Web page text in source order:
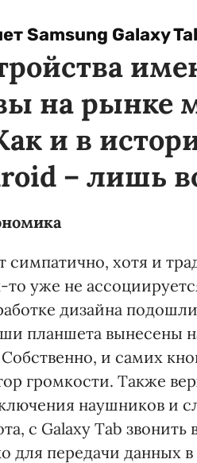
Samsung Galaxy
на рынке
и в
– лишь
симпатично, хотя и
то уже не
дизайна
планшета вынесены
и самих
громкости. Также
наушников и
с Galaxy Tab
для передачи данных